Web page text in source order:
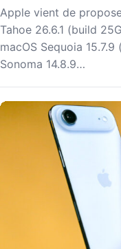
Apple vient de
Tahoe 26.6.1 (build
macOS Sequoia
Sonoma 14.8.9…